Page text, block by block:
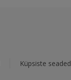
Küpsiste seaded